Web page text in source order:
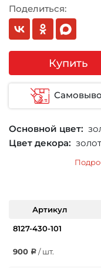
Поделиться:
Купить
Основной цвет:
Цвет декора:
Артикул
8127-430-101
900 / шт.